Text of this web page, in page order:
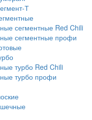
Т
сегментные Red Chili
сегментные профи
турбо Red Chili
турбо профи